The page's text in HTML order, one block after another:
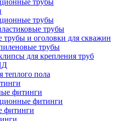
трубы
трубы
трубы
трубы и оголовки для скважин
трубы
для крепления труб
теплого пола
фитинги
фитинги
фитинги